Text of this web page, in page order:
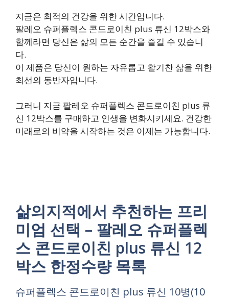
지금은 최적의 건강을 위한 시간입니다.
팔레오 슈퍼플렉스 콘드로이친 plus 류신 12박스와
함께라면 당신은 삶의 모든 순간을 즐길 수 있습니
다.
이 제품은 당신이 원하는 자유롭고 활기찬 삶을 위한
최선의 동반자입니다.
그러니 지금 팔레오 슈퍼플렉스 콘드로이친 plus 류
신 12박스를 구매하고 인생을 변화시키세요. 건강한
미래로의 비약을 시작하는 것은 이제는 가능합니다.
삶의지적에서 추천하는 프리
미엄 선택 – 팔레오 슈퍼플렉
스 콘드로이친 plus 류신 12
박스 한정수량 목록
슈퍼플렉스 콘드로이친 plus 류신 10병(10